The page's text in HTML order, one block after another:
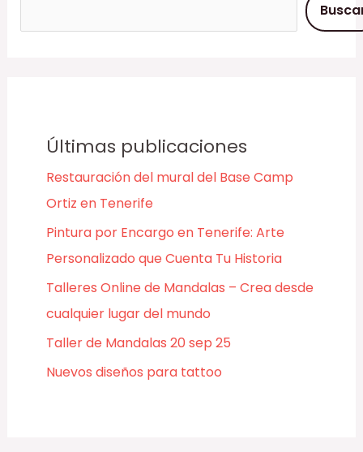
Últimas publicaciones
Restauración del mural del Base Camp
Ortiz en Tenerife
Pintura por Encargo en Tenerife: Arte
Personalizado que Cuenta Tu Historia
Talleres Online de Mandalas – Crea desde
cualquier lugar del mundo
Taller de Mandalas 20 sep 25
Nuevos diseños para tattoo